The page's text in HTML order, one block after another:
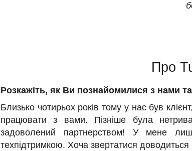
Про
Розкажіть, як Ви познайомилися з нами
Близько чотирьох років тому у нас був
працювати з вами. Пізніше була
задоволений партнерством! У мене
техпідтримкою. Хоча звертатися